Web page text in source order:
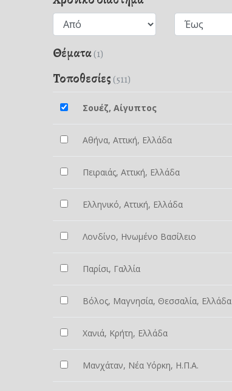
Θέματα(1)
Τοποθεσίες (511)
Σουέζ, Αίγυπτος
Αθήνα, Αττική, Ελλάδα
Πειραιάς, Αττική, Ελλάδα
Ελληνικό, Αττική, Ελλάδα
Λονδίνο, Ηνωμένο Βασίλειο
Παρίσι, Γαλλία
Βόλος, Μαγνησία, Θεσσαλία, Ελλάδα
Χανιά, Κρήτη, Ελλάδα
Μανχάταν, Νέα Υόρκη, Η.Π.Α.